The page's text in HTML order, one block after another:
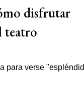
disfrutar
teatro